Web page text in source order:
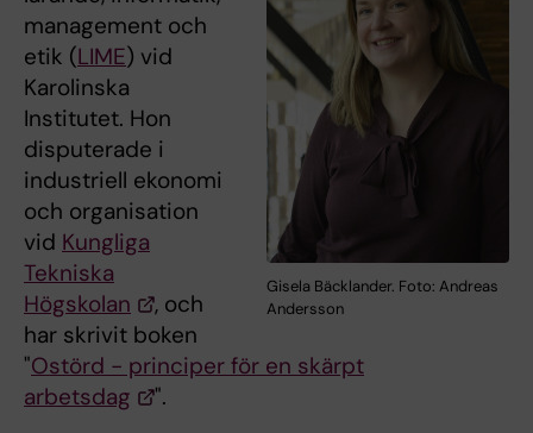
Gisela Bäcklander. Foto: Andreas
Andersson
management och
etik (LIME) vid
Karolinska
Institutet. Hon
disputerade i
industriell ekonomi
och organisation
vid Kungliga
Tekniska
Högskolan
, och
har skrivit boken
"Ostörd - principer för en skärpt
arbetsdag
".